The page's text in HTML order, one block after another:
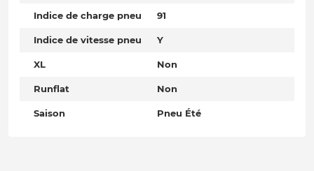
Indice de charge pneu 91
Indice de vitesse pneu Y
XL Non
Runflat Non
Saison Pneu Été